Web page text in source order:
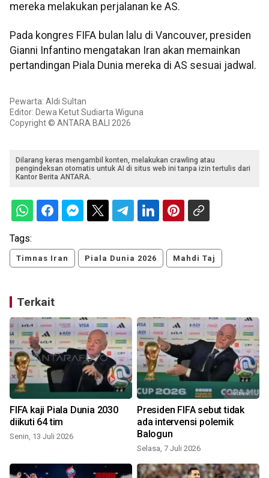
mereka melakukan perjalanan ke AS.
Pada kongres FIFA bulan lalu di Vancouver, presiden
Gianni Infantino mengatakan Iran akan memainkan
pertandingan Piala Dunia mereka di AS sesuai jadwal.
Pewarta: Aldi Sultan
Editor: Dewa Ketut Sudiarta Wiguna
Copyright © ANTARA BALI 2026
Dilarang keras mengambil konten, melakukan crawling atau
pengindeksan otomatis untuk AI di situs web ini tanpa izin tertulis dari
Kantor Berita ANTARA.
Tags:
Timnas Iran Piala Dunia 2026 Mahdi Taj
Terkait
FIFA kaji Piala Dunia 2030
diikuti 64 tim
Senin, 13 Juli 2026
Presiden FIFA sebut tidak
ada intervensi polemik
Balogun
Selasa, 7 Juli 2026